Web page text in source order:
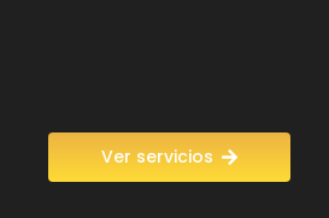
Ver servicios